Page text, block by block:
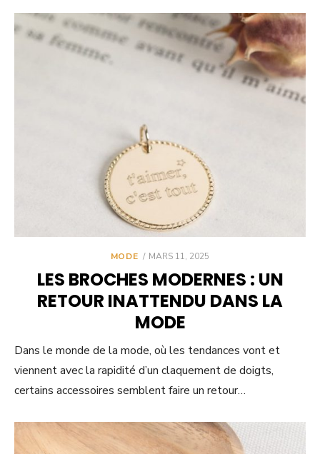
MODE
POSTED
MARS 11, 2025
LES BROCHES MODERNES : UN
RETOUR INATTENDU DANS LA
MODE
Dans le monde de la mode, où les tendances vont et
viennent avec la rapidité d’un claquement de doigts,
certains accessoires semblent faire un retour…